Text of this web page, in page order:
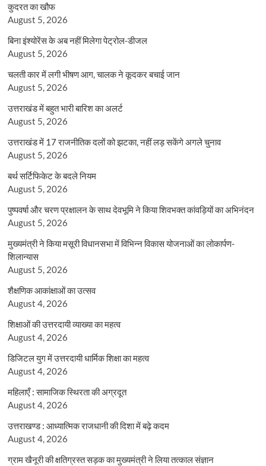
कुदरत का खौफ
August 5, 2026
बिना इंश्योरेंस के अब नहीं मिलेगा पेट्रोल-डीजल
August 5, 2026
चलती कार में लगी भीषण आग, चालक ने कूदकर बचाई जान
August 5, 2026
उत्तराखंड में बहुत भारी बारिश का अलर्ट
August 5, 2026
उत्तराखंड में 17 राजनीतिक दलों को झटका, नहीं लड़ सकेंगे अगले चुनाव
August 5, 2026
बर्थ सर्टिफिकेट के बदले नियम
August 5, 2026
पुष्पवर्षा और चरण प्रक्षालन के साथ देवभूमि ने किया शिवभक्त कांवड़ियों का अभिनंदन
August 5, 2026
मुख्यमंत्री ने किया मसूरी विधानसभा में विभिन्न विकास योजनाओं का लोकार्पण-
शिलान्यास
August 5, 2026
शैक्षणिक आकांक्षाओं का उत्सव
August 4, 2026
शिक्षाओं की उत्तरदायी व्याख्या का महत्व
August 4, 2026
डिजिटल युग में उत्तरदायी धार्मिक शिक्षा का महत्व
August 4, 2026
महिलाएँ : सामाजिक स्थिरता की अग्रदूत
August 4, 2026
उत्तराखण्ड : आध्यात्मिक राजधानी की दिशा में बढ़े कदम
August 4, 2026
ग्राम खैनूरी की क्षतिग्रस्त सड़क का मुख्यमंत्री ने लिया तत्काल संज्ञान